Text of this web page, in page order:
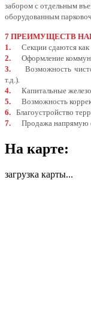
забором с отдельным
оборудованным
7 ПРЕИМУЩЕСТВ
1.
Секции сдаются как
2. Оформление
3. Возможность
т.д.).
4. Капитальные
5.
Возможность
6. Благоустройство
7. Продажа напрямую
На карте:
загрузка карты...